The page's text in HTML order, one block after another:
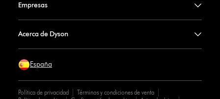
Empresas
Acerca de Dyson
España
Política de privacidad
Términos y condiciones de venta